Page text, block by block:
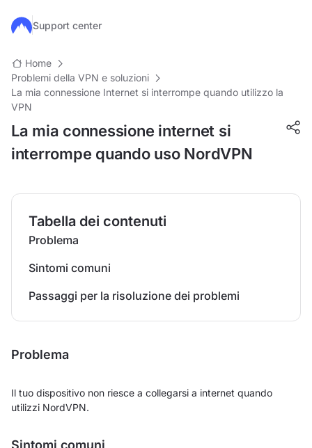
Salta al contenuto principale
Support center
Home
Problemi della VPN e soluzioni
La mia connessione Internet si interrompe quando utilizzo la
VPN
La mia connessione internet si
interrompe quando uso NordVPN
Tabella dei contenuti
Problema
Sintomi comuni
Passaggi per la risoluzione dei problemi
Problema
Il tuo dispositivo non riesce a collegarsi a internet quando
utilizzi NordVPN.
Sintomi comuni